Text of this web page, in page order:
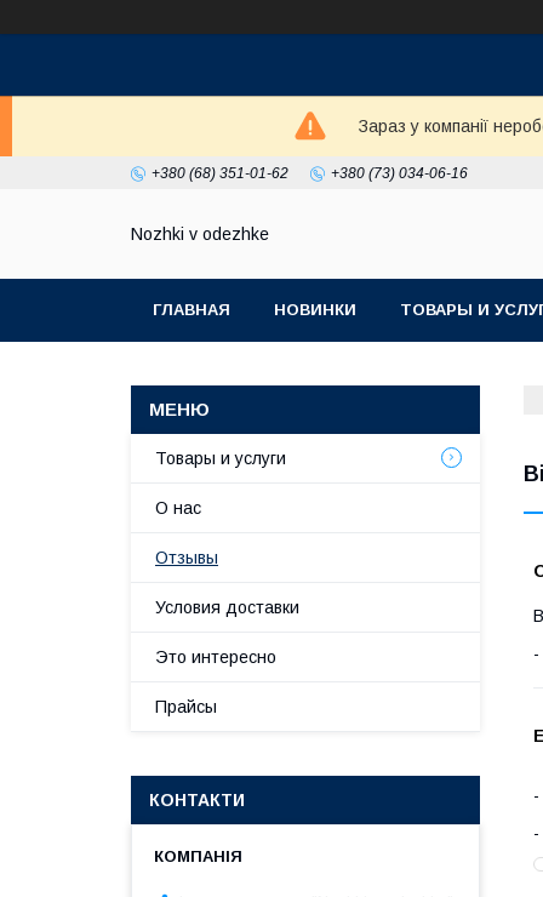
Зараз у компанії
+380 (68) 351-01-62 +380 (73) 034-06-16
Nozhki v odezhke
ГЛАВНАЯ НОВИНКИ ТОВАРЫ И
Товары и услуги
О нас
Отзывы
Условия доставки
Это интересно
Прайсы
КОНТАКТИ